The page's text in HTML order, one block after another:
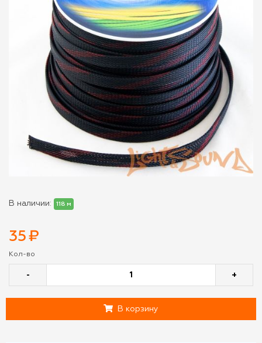
В наличии: 118 м
35₽
Кол-во
- +
В корзину